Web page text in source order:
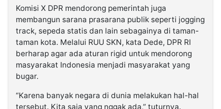
Komisi X DPR mendorong pemerintah juga
membangun sarana prasarana publik seperti jogging
track, sepeda statis dan lain sebagainya di taman-
taman kota. Melalui RUU SKN, kata Dede, DPR RI
berharap agar ada aturan rigid untuk mendorong
masyarakat Indonesia menjadi masyarakat yang
bugar.
“Karena banyak negara di dunia melakukan hal-hal
tersebut. Kita saja yang nggak ada,” tuturnya.